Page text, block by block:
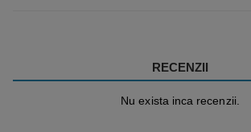
RECENZII
Nu exista inca recenzii.